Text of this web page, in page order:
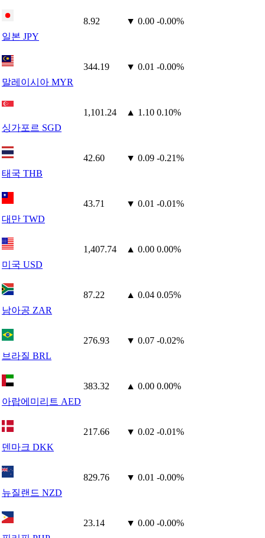
일본 JPY
8.92 ▼ 0.00 -0.00%
말레이시아 MYR
344.19 ▼ 0.01 -0.00%
싱가포르 SGD
1,101.24 ▲ 1.10 0.10%
태국 THB
42.60 ▼ 0.09 -0.21%
대만 TWD
43.71 ▼ 0.01 -0.01%
미국 USD
1,407.74 ▲ 0.00 0.00%
남아공 ZAR
87.22 ▲ 0.04 0.05%
브라질 BRL
276.93 ▼ 0.07 -0.02%
아랍에미리트 AED
383.32 ▲ 0.00 0.00%
덴마크 DKK
217.66 ▼ 0.02 -0.01%
뉴질랜드 NZD
829.76 ▼ 0.01 -0.00%
23.14 ▼ 0.00 -0.00%